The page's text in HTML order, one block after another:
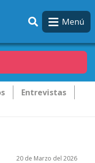
Menú
Entrevistas
20 de Marzo del 2026